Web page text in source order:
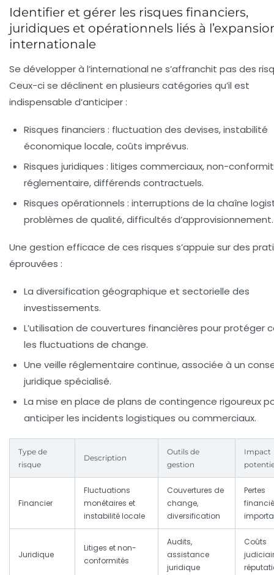
Identifier et gérer les risques financiers,
juridiques et opérationnels liés à
internationale
Se développer à l’international ne s’affranchit pas des
Ceux-ci se déclinent en plusieurs catégories qu’il est
indispensable d’anticiper :
Risques financiers : fluctuation des devises, instabilité
économique locale, coûts imprévus.
Risques juridiques : litiges commerciaux, non-
réglementaire, différends contractuels.
Risques opérationnels : interruptions de la chaîne
problèmes de qualité, difficultés d’approvisionnement.
Une gestion efficace de ces risques s’appuie sur des
éprouvées :
La diversification géographique et sectorielle des
investissements.
L’utilisation de couvertures financières pour protéger
les fluctuations de change.
Une veille réglementaire continue, associée à un
juridique spécialisé.
La mise en place de plans de contingence rigoureux
anticiper les incidents logistiques ou commerciaux.
Type de
risque
Description
Outils de
gestion
Impact
Financier
Fluctuations
monétaires et
instabilité locale
Couvertures de
change,
diversification
Pertes
Juridique
Litiges et non-
conformités
Audits,
assistance
juridique
Coûts